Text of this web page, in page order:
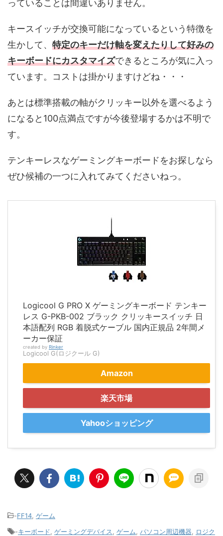
っていることは間違いありません。
キースイッチが交換可能になっているという特徴を
生かして、 特定のキーだけ軸を変えたりして好みの
キーボードにカスタマイズできるところが気に入っ
ています。コストは掛かりますけどね・・・
あとは標準搭載の軸がクリッキー以外を選べるよう
になると100点満点ですが今後登場するかは不明で
す。
テンキーレスなゲーミングキーボードをお探しなら
ぜひ候補の一つに入れてみてくださいねっ。
Logicool G PRO X ゲーミングキーボード テンキー
レス G-PKB-002 ブラック クリッキースイッチ 日
本語配列 RGB 着脱式ケーブル 国内正規品 2年間メ
ーカー保証
created by Rinker
Logicool G(ロジクール G)
Amazon
楽天市場
Yahooショッピング
-FF14 ゲーム
-キーボード ゲーミングデバイス ゲーム パソコン周辺機器
ロジク